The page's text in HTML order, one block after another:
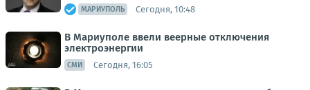
МАРИУПОЛЬ Сегодня, 10:48
В Мариуполе ввели веерные отключения
электроэнергии
СМИ Сегодня, 16:05